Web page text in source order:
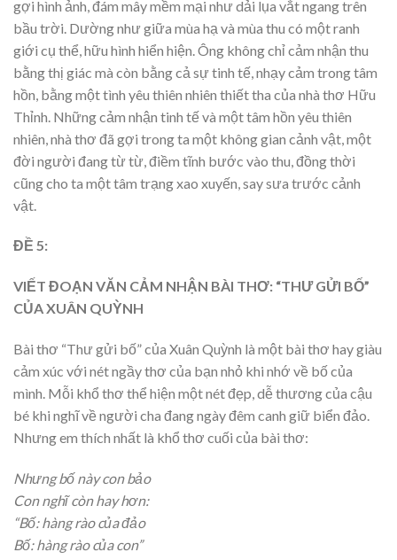
gợi hình ảnh, đám mây mềm mại như dải lụa vắt ngang trên
bầu trời. Dường như giữa mùa hạ và mùa thu có một ranh
giới cụ thể, hữu hình hiển hiện. Ông không chỉ cảm nhận thu
bằng thị giác mà còn bằng cả sự tinh tế, nhạy cảm trong tâm
hồn, bằng một tình yêu thiên nhiên thiết tha của nhà thơ Hữu
Thỉnh. Những cảm nhận tinh tế và một tâm hồn yêu thiên
nhiên, nhà thơ đã gợi trong ta một không gian cảnh vật, một
đời người đang từ từ, điềm tĩnh bước vào thu, đồng thời
cũng cho ta một tâm trạng xao xuyến, say sưa trước cảnh
vật.
ĐỀ 5:
VIẾT ĐOẠN VĂN CẢM NHẬN BÀI THƠ: “THƯ GỬI BỐ”
CỦA XUÂN QUỲNH
Bài thơ “Thư gửi bố” của Xuân Quỳnh là một bài thơ hay giàu
cảm xúc với nét ngầy thơ của bạn nhỏ khi nhớ về bố của
mình. Mỗi khổ thơ thể hiện một nét đẹp, dễ thương của cậu
bé khi nghĩ về người cha đang ngày đêm canh giữ biển đảo.
Nhưng em thích nhất là khổ thơ cuối của bài thơ:
Nhưng bố này con bảo
Con nghĩ còn hay hơn:
“Bố: hàng rào của đảo
Bố: hàng rào của con”